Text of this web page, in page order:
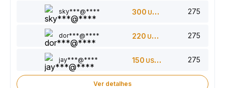
sky***@**** 300 USDT 275
dor***@**** 220 USDT 275
jay***@**** 150 USDT 275
Ver detalhes